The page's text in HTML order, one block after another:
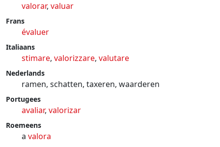
valorar, valuar
Frans
évaluer
Italiaans
stimare, valorizzare, valutare
Nederlands
ramen, schatten, taxeren, waarderen
Portugees
avaliar, valorizar
Roemeens
a valora